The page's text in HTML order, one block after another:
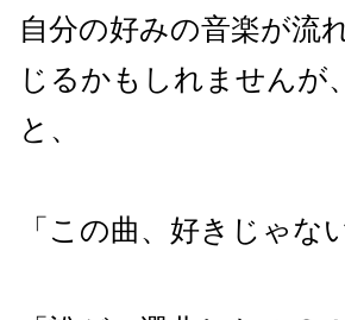
自分の好みの音楽が流
じるかもしれませんが
と、
「この曲、好きじゃな